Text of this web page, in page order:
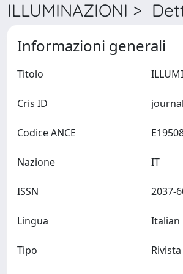
ILLUMINAZIONI >
Informazioni generali
Titolo
Cris ID
Codice ANCE
Nazione
ISSN
Lingua
Tipo Rivista